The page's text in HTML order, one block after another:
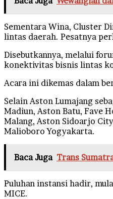
Sementara Wina, Cluster
lintas daerah. Pesatnya
Disebutkannya, melalui
konektivitas bisnis lintas
Acara ini dikemas dalam
Selain Aston Lumajang
Madiun, Aston Batu, Fave
Malang, Aston Sidoarjo
Malioboro Yogyakarta.
Baca Juga Trans
Puluhan instansi hadir,
MICE.